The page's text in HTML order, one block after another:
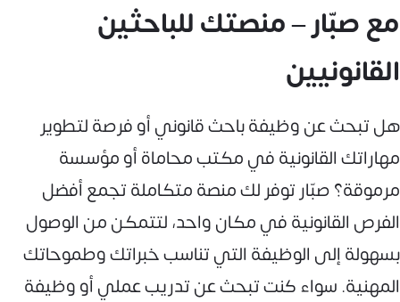
مع صبّار – منصتك للباحثين
القانونيين
هل تبحث عن وظيفة باحث قانوني أو فرصة لتطوير
مهاراتك القانونية في مكتب محاماة أو مؤسسة
مرموقة؟ صبّار توفر لك منصة متكاملة تجمع أفضل
الفرص القانونية في مكان واحد، لتتمكن من الوصول
بسهولة إلى الوظيفة التي تناسب خبراتك وطموحاتك
المهنية. سواء كنت تبحث عن تدريب عملي أو وظيفة